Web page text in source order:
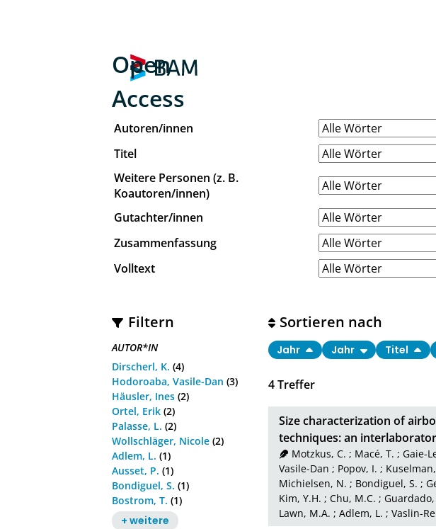
Open
Access
Autoren/innen
Titel
Weitere Personen (z. B.
Koautoren/innen)
Gutachter/innen
Zusammenfassung
Volltext
Filtern
AUTOR*IN
Dirscherl, K. (4)
Hodoroaba, Vasile-Dan (3)
Häusler, Ines (2)
Ortel, Erik (2)
Palasse, L. (2)
Wollschläger, Nicole (2)
Adlem, L. (1)
Ausset, P. (1)
Bondiguel, S. (1)
Bostrom, T. (1)
+ weitere
4Treffer
Sortieren nach
Jahr Jahr Titel
Size characterization of
techniques: an
Motzkus, C. ; Macé, T. ; Gaie-
Vasile-Dan ; Popov, I. ;
Michielsen, N. ; Bondiguel, S. ;
Kim, Y.H. ; Chu, M.C. ; Guardado,
Lawn, M.A. ; Adlem, L. ; Vaslin-